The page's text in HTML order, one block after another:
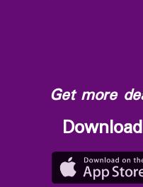
Get more